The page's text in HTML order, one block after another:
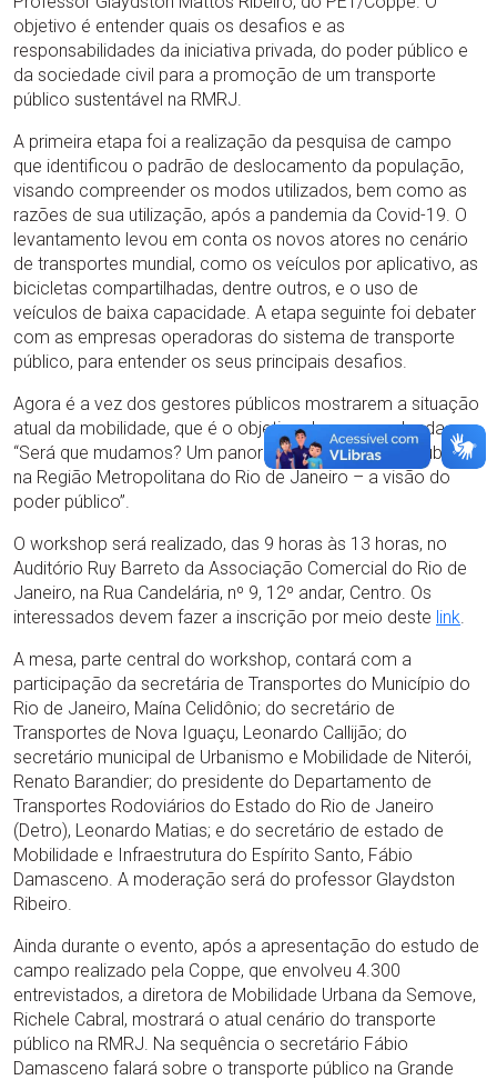
objetivo é entender quais os desafios e as
responsabilidades da iniciativa privada, do poder público e
da sociedade civil para a promoção de um transporte
público sustentável na RMRJ.
A primeira etapa foi a realização da pesquisa de campo
que identificou o padrão de deslocamento da população,
visando compreender os modos utilizados, bem como as
razões de sua utilização, após a pandemia da Covid-19. O
levantamento levou em conta os novos atores no cenário
de transportes mundial, como os veículos por aplicativo, as
bicicletas compartilhadas, dentre outros, e o uso de
veículos de baixa capacidade. A etapa seguinte foi debater
com as empresas operadoras do sistema de transporte
público, para entender os seus principais desafios.
Agora é a vez dos gestores públicos mostrarem a situação
atual da mobilidade, que é o objetivo da mesa-redonda
“Será que mudamos? Um panorama do transporte público
na Região Metropolitana do Rio de Janeiro – a visão do
poder público”.
O workshop será realizado, das 9 horas às 13 horas, no
Auditório Ruy Barreto da Associação Comercial do Rio de
Janeiro, na Rua Candelária, nº 9, 12º andar, Centro. Os
interessados devem fazer a inscrição por meio deste link.
A mesa, parte central do workshop, contará com a
participação da secretária de Transportes do Município do
Rio de Janeiro, Maína Celidônio; do secretário de
Transportes de Nova Iguaçu, Leonardo Callijão; do
secretário municipal de Urbanismo e Mobilidade de Niterói,
Renato Barandier; do presidente do Departamento de
Transportes Rodoviários do Estado do Rio de Janeiro
(Detro), Leonardo Matias; e do secretário de estado de
Mobilidade e Infraestrutura do Espírito Santo, Fábio
Damasceno. A moderação será do professor Glaydston
Ribeiro.
Ainda durante o evento, após a apresentação do estudo de
campo realizado pela Coppe, que envolveu 4.300
entrevistados, a diretora de Mobilidade Urbana da Semove,
Richele Cabral, mostrará o atual cenário do transporte
público na RMRJ. Na sequência o secretário Fábio
Damasceno falará sobre o transporte público na Grande